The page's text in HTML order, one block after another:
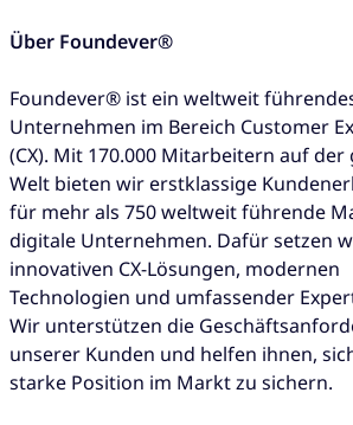
Über Foundever®
Foundever® ist ein weltweit
Unternehmen im Bereich Customer
(CX). Mit 170.000 Mitarbeitern auf der
Welt bieten wir erstklassige
für mehr als 750 weltweit führende
digitale Unternehmen. Dafür setzen
innovativen CX-Lösungen, modernen
Technologien und umfassender
Wir unterstützen die
unserer Kunden und helfen ihnen,
starke Position im Markt zu sichern.